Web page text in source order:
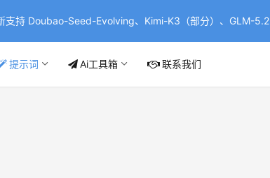
支持 Doubao-Seed-Evolving、Kimi-K3（部分）、GLM-5.2
提示词 Ai工具箱 联系我们